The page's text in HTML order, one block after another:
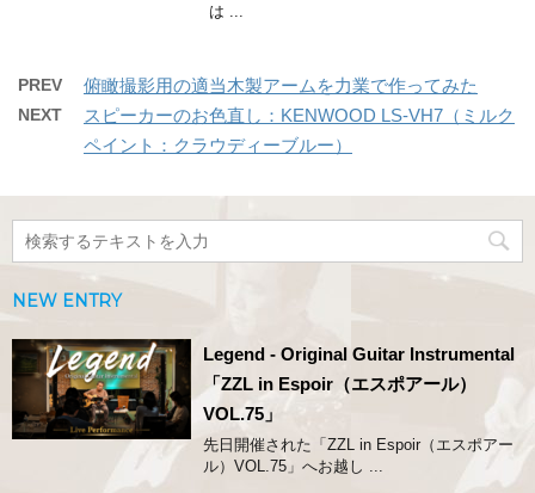
は ...
PREV 俯瞰撮影用の適当木製アームを力業で作ってみた
NEXT
スピーカーのお色直し：KENWOOD LS-VH7（ミルク
ペイント：クラウディーブルー）
NEW ENTRY
Legend - Original Guitar Instrumental
「ZZL in Espoir（エスポアール）
VOL.75」
先日開催された「ZZL in Espoir（エスポアー
ル）VOL.75」へお越し ...